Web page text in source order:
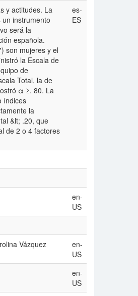
y actitudes. La
instrumento
será la
española.
son mujeres y el
la Escala de
de
Total, la de
α ≥. 80. La
índices
la
&lt; .20, que
de 2 o 4 factores
es-
ES
en-
US
Vázquez
en-
US
en-
US